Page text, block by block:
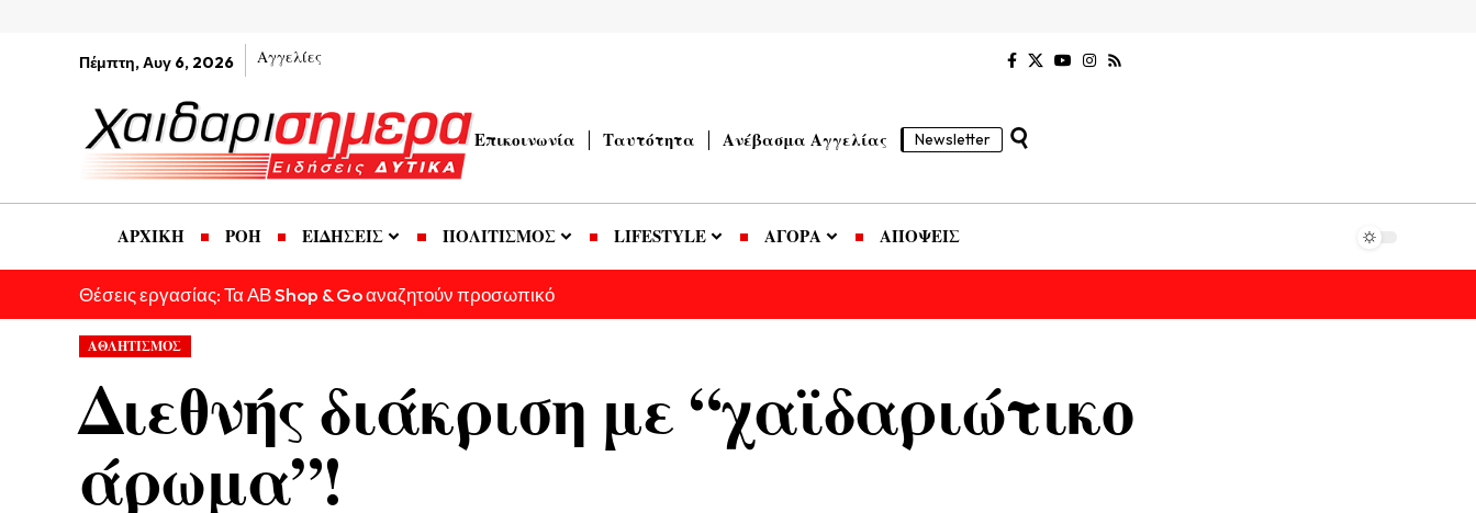
Πέμπτη, Αυγ 6, 2026 Αγγελίες
Επικοινωνία Ταυτότητα Ανέβασμα Αγγελίας Newsletter
ΑΡΧΙΚΗ ΡΟΗ ΕΙΔΗΣΕΙΣ ΠΟΛΙΤΙΣΜΟΣ LIFESTYLE ΑΓΟΡΑ ΑΠΟΨΕΙΣ
Θέσεις εργασίας: Τα ΑΒ Shop & Go αναζητούν προσωπικό
ΑΘΛΗΤΙΣΜΟΣ
Διεθνής διάκριση με “χαϊδαριώτικο
άρωμα”!